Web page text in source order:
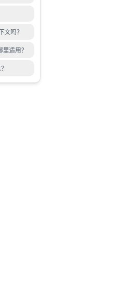
文吗？
适用？